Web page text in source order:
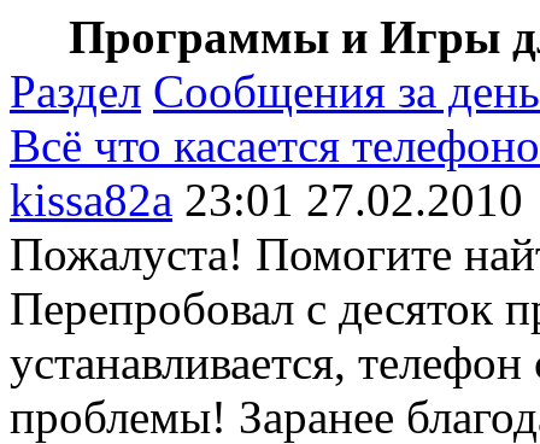
Программы и Игры
Раздел Сообщения за день
Всё что касается
kissa82a 23:01 27.02.2010
Пожалуста! Помогите
Перепробовал с десяток
устанавливается,
проблемы! Заранее